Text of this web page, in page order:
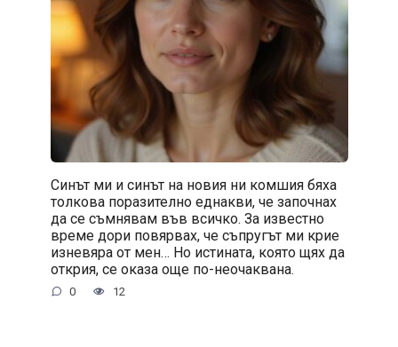
Синът ми и синът на новия ни комшия бяха
толкова поразително еднакви, че започнах
да се съмнявам във всичко. За известно
време дори повярвах, че съпругът ми крие
изневяра от мен… Но истината, която щях да
открия, се оказа още по-неочаквана.
0 12